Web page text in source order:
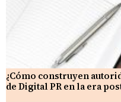
¿Cómo construyen
de Digital PR en la era